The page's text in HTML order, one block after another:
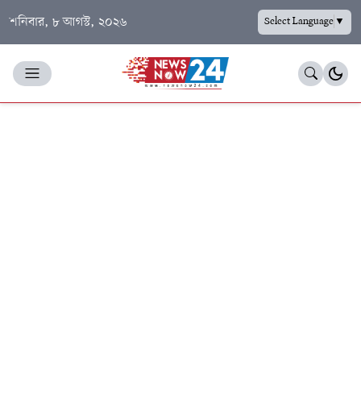
শনিবার, ৮ আগস্ট, ২০২৬ Select Language▼